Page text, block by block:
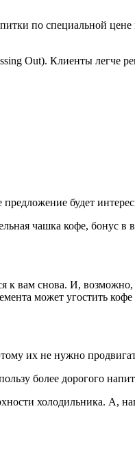
по специальной
Out). Клиенты легче
будет
чашка кофе, бонус
к вам снова. И,
может угостить
их не нужно
более дорогого
холодильника. А,